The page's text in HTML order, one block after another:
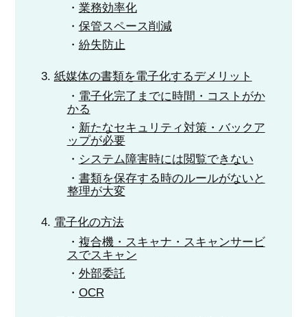
業務効率化
保管スペース削減
紛失防止
紙媒体の書類を電子化するデメリット
電子化完了までに時間・コストがか
かる
新たなセキュリティ対策・バックア
ップが必要
システム障害時には閲覧できない
書類を保存する時のルールがないと
整理が大変
電子化の方法
複合機・スキャナ・スキャンサービ
スでスキャン
外部委託
OCR